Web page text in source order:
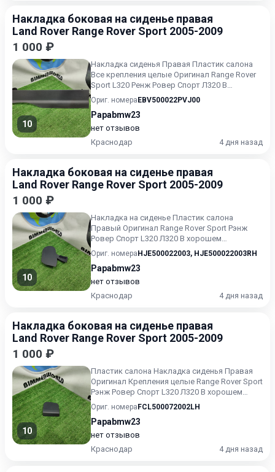
Накладка боковая на сиденье правая
Land Rover Range Rover Sport 2005-2009
1 000 ₽
10
Накладка сиденья Правая Пластик салона
Все крепления целые Оригинал Range Rover
Sport L320 Ренж Ровер Спорт Л320 В
хорошем состоянии Без про...
Ориг. номера EBV500022PVJ00
Papabmw23
нет отзывов
Краснодар
4 дня назад
Накладка боковая на сиденье правая
Land Rover Range Rover Sport 2005-2009
1 000 ₽
10
Накладка на сиденье Пластик салона
Правый Оригинал Range Rover Sport Рэнж
Ровер Спорт L320 Л320 В хорошем
состоянии Без пробега по РФ.
Ориг. номера HJE500022003, HJE500022003RH
Papabmw23
нет отзывов
Краснодар
4 дня назад
Накладка боковая на сиденье правая
Land Rover Range Rover Sport 2005-2009
1 000 ₽
10
Пластик салона Накладка сиденья Правая
Оригинал Крепления целые Range Rover Sport
Рэнж Ровер Спорт L320 Л320 В хорошем
состоянии Без пробега...
Ориг. номера FCL500072002LH
Papabmw23
нет отзывов
Краснодар
4 дня назад